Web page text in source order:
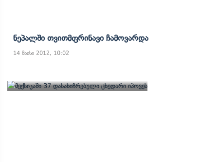
Ნეპალში Თვითმფრინავი Ჩამოვარდა
14 მაისი 2012, 10:02